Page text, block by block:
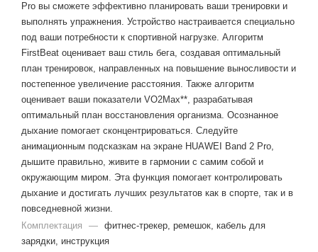
Pro вы сможете эффективно планировать ваши тренировки и
выполнять упражнения. Устройство настраивается специально
под ваши потребности к спортивной нагрузке. Алгоритм
FirstBeat оценивает ваш стиль бега, создавая оптимальный
план тренировок, направленных на повышение выносливости и
постепенное увеличение расстояния. Также алгоритм
оценивает ваши показатели VO2Max**, разрабатывая
оптимальный план восстановления организма. Осознанное
дыхание помогает сконцентрироваться. Следуйте
анимационным подсказкам на экране HUAWEI Band 2 Pro,
дышите правильно, живите в гармонии с самим собой и
окружающим миром. Эта функция помогает контролировать
дыхание и достигать лучших результатов как в спорте, так и в
повседневной жизни.
Комплектация
— фитнес-трекер, ремешок, кабель для
зарядки, инструкция